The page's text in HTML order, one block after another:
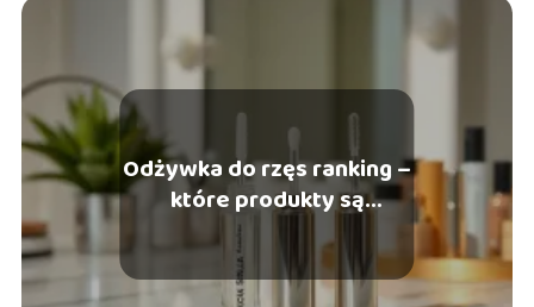
Odżywka do rzęs ranking –
które produkty są
najlepsze?